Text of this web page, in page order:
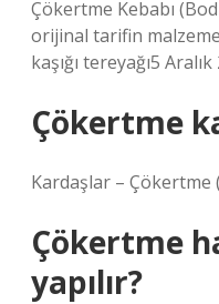
Çökertme Kebabı
orijinal tarifin
kaşığı tereyağı5
Çökertme
Kardaşlar – Çökertme
Çökertme
yapılır?